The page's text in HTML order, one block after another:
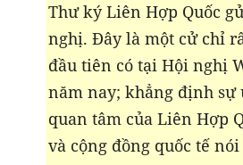
Thư ký Liên Hợp Quốc
nghị. Đây là một cử chỉ
đầu tiên có tại Hội nghị
năm nay; khẳng định sự
quan tâm của Liên Hợp
và cộng đồng quốc tế